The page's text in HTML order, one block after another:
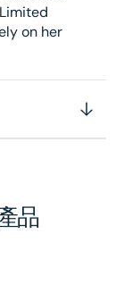
on her
品